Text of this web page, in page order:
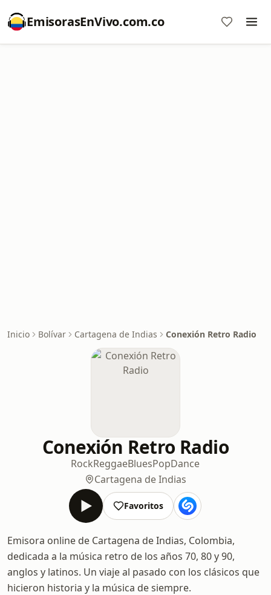
EmisorasEnVivo.com.co
Inicio Bolívar Cartagena de Indias Conexión Retro Radio
Conexión Retro Radio
RockReggaeBluesPopDance
Cartagena de Indias
Favoritos
Emisora online de Cartagena de Indias, Colombia,
dedicada a la música retro de los años 70, 80 y 90,
anglos y latinos. Un viaje al pasado con los clásicos que
hicieron historia y la música de siempre.